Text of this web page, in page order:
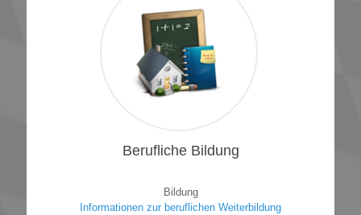
Berufliche Bildung
Bildung
Informationen zur beruflichen Weiterbildung